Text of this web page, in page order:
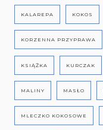
KALAREPA KOKOS
KORZENNA PRZYPRAWA
KSIĄŻKA KURCZAK
MALINY MASŁO
MLECZKO KOKOSOWE